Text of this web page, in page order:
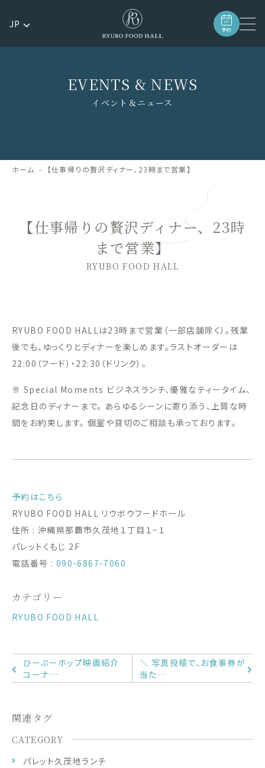
JP
予約
EVENTS & NEWS
イベント＆ニュース
ホーム 【仕事帰りの贅沢ディナー、23時まで営業】
【仕事帰りの贅沢ディナー、23時
まで営業】
RYUBO FOOD HALL
RYUBO FOOD HALLは23時まで営業（一部店舗除く）。残業
後でも、ゆっくりとディナーを楽しめます。ラストオーダーは
22:00（フード）・22:30（ドリンク）。
🥂 Special Moments ビジネスランチ、優雅なティータイム、
記念日のディナーまで。 あらゆるシーンに寄り添う、上質な時
間をお約束します。 個室や貸切のご相談も承っております。
予約はこちら
RYUBO FOOD HALL リウボウフードホール
住所 : 沖縄県那覇市久茂地１丁目１−１
パレットくもじ 2F
電話番号 : 090-6867-7060
カテゴリー
RYUBO FOOD HALL
ひーぷーホップ映画紹介
コーナ…
＼ 写真投稿で、お食事券が
当た…
関連タグ
CATEGORY
パレット久茂地ランチ